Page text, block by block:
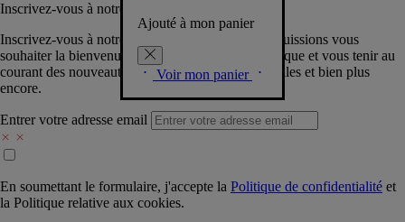
Ajouté à mon panier
Voir mon panier
Inscrivez-vous à notre Newsletter
Inscrivez-vous à notre newsletter pour que nous puissions vous
souhaiter la bienvenue dans la communauté Diptyque et vous tenir au
courant des nouveautés, événements, offres spéciales et bien plus
encore.
Entrer votre adresse email
En soumettant le formulaire, j'accepte la Politique de confidentialité et
la Politique relative aux cookies.